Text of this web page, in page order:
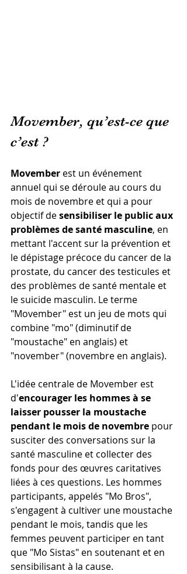
Movember, qu’est-ce que
c’est ?
Movember est un événement
annuel qui se déroule au cours du
mois de novembre et qui a pour
objectif de sensibiliser le public aux
problèmes de santé masculine, en
mettant l'accent sur la prévention et
le dépistage précoce du cancer de la
prostate, du cancer des testicules et
des problèmes de santé mentale et
le suicide masculin. Le terme
"Movember" est un jeu de mots qui
combine "mo" (diminutif de
"moustache" en anglais) et
"november" (novembre en anglais).
L'idée centrale de Movember est
d'encourager les hommes à se
laisser pousser la moustache
pendant le mois de novembre pour
susciter des conversations sur la
santé masculine et collecter des
fonds pour des œuvres caritatives
liées à ces questions. Les hommes
participants, appelés "Mo Bros",
s'engagent à cultiver une moustache
pendant le mois, tandis que les
femmes peuvent participer en tant
que "Mo Sistas" en soutenant et en
sensibilisant à la cause.